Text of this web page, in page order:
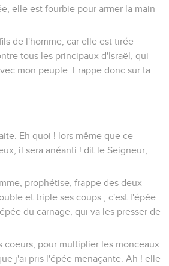
elle est fourbie pour armer la main
de l'homme, car elle est tirée
tous les principaux d'Israël, qui
mon peuple. Frappe donc sur ta
Eh quoi ! lors même que ce
il sera anéanti ! dit le Seigneur,
prophétise, frappe des deux
et triple ses coups ; c'est l'épée
du carnage, qui va les presser de
coeurs, pour multiplier les monceaux
j'ai pris l'épée menaçante. Ah ! elle